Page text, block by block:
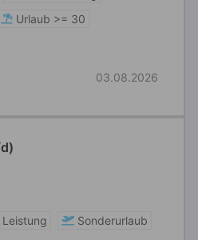
Urlaub >= 30
03.08.2026
Sonderurlaub